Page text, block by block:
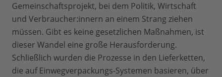
Gemeinschaftsprojekt, bei dem Politik, Wirtschaft
und Verbraucher:innern an einem Strang ziehen
müssen. Gibt es keine gesetzlichen Maßnahmen, ist
dieser Wandel eine große Herausforderung.
Schließlich wurden die Prozesse in den Lieferketten,
die auf Einwegverpackungs-Systemen basieren, über